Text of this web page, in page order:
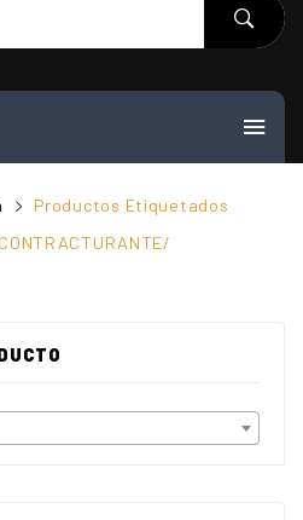
Productos Etiquetados